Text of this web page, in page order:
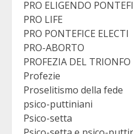
PRO ELIGENDO
PRO LIFE
PRO PONTEFICE ELECTI
PRO-ABORTO
PROFEZIA DEL
Profezie
Proselitismo della fede
psico-puttiniani
Psico-setta